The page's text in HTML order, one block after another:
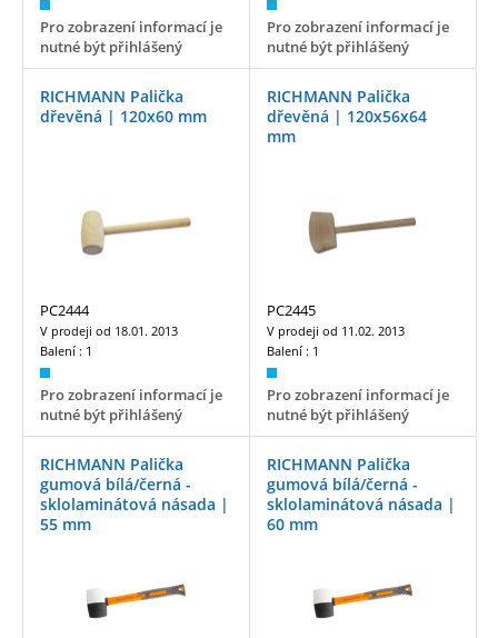
Pro zobrazení informací je
nutné být přihlášený
Pro zobrazení informací je
nutné být přihlášený
RICHMANN Palička
dřevěná | 120x60 mm
PC2444
V prodeji od 18.01. 2013
Balení : 1
Pro zobrazení informací je
nutné být přihlášený
RICHMANN Palička
dřevěná | 120x56x64
mm
PC2445
V prodeji od 11.02. 2013
Balení : 1
Pro zobrazení informací je
nutné být přihlášený
RICHMANN Palička
gumová bílá/černá -
sklolaminátová násada |
55 mm
RICHMANN Palička
gumová bílá/černá -
sklolaminátová násada |
60 mm